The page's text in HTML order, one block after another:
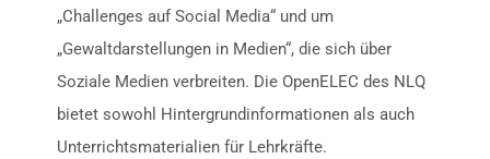
„Challenges auf Social Media“ und um
„Gewaltdarstellungen in Medien“, die sich über
Soziale Medien verbreiten. Die OpenELEC des NLQ
bietet sowohl Hintergrundinformationen als auch
Unterrichtsmaterialien für Lehrkräfte.